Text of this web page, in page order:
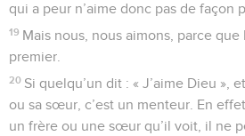
qui a peur n’aime donc pas de façon
19 Mais nous, nous aimons, parce
premier.
20 Si quelqu’un dit : « J’aime Dieu »,
ou sa sœur, c’est un menteur. En
un frère ou une sœur qu’il voit, il ne